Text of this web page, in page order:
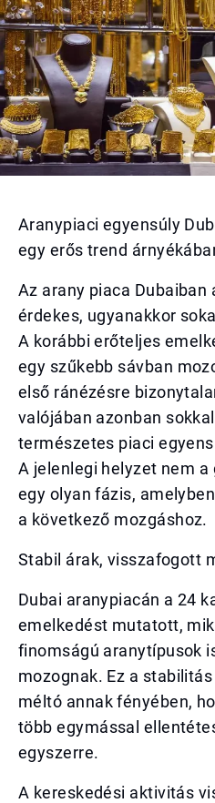
Aranypiaci egyensúly
egy erős trend
Az arany piaca Dubaiban
érdekes, ugyanakkor
A korábbi erőteljes
egy szűkebb sávban
első ránézésre
valójában azonban
természetes piaci
A jelenlegi helyzet nem a
egy olyan fázis,
a következő mozgáshoz.
Stabil árak, visszafogott
Dubai aranypiacán a 24
emelkedést mutatott,
finomságú aranytípusok
mozognak. Ez a
méltó annak fényében,
több egymással
egyszerre.
A kereskedési aktivitás